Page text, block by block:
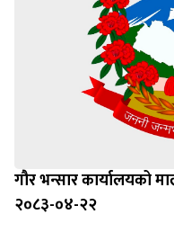
गौर भन्सार कार्यालयको
२०८३-०४-२२